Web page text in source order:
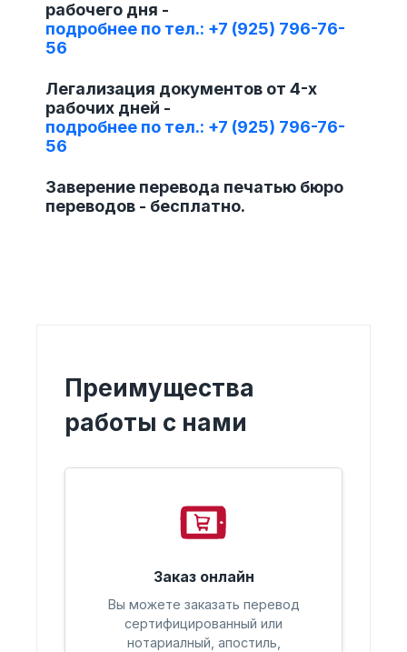
рабочего дня -
подробнее по тел.: +7 (925) 796-76-
56
Легализация документов от 4-х
рабочих дней -
подробнее по тел.: +7 (925) 796-76-
56
Заверение перевода печатью бюро
переводов - бесплатно.
Преимущества
работы с нами
Заказ онлайн
Вы можете заказать перевод
сертифицированный или
нотариалный, апостиль,